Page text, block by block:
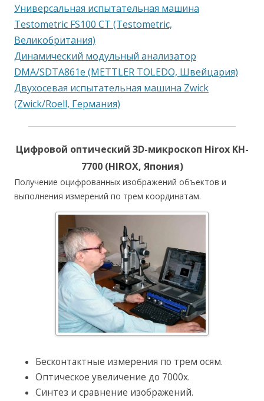
Универсальная испытательная машина
Testometric FS100 CT (Testometric,
Великобритания)
Динамический модульный анализатор
DMA/SDTA861e (METTLER TOLEDO, Швейцария)
Двухосевая испытательная машина Zwick
(Zwick/Roell, Германия)
Цифровой оптический 3D-микроскоп Hirox KH-
7700 (HIROX, Япония)
Получение оцифрованных изображений объектов и
выполнения измерений по трем координатам.
Бесконтактные измерения по трем осям.
Оптическое увеличение до 7000х.
Синтез и сравнение изображений.